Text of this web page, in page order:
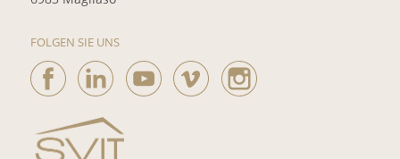
FOLGEN SIE UNS